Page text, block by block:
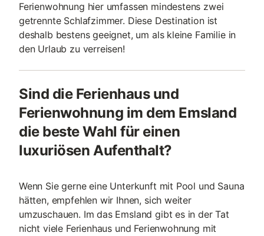
Ferienwohnung hier umfassen mindestens zwei
getrennte Schlafzimmer. Diese Destination ist
deshalb bestens geeignet, um als kleine Familie in
den Urlaub zu verreisen!
Sind die Ferienhaus und
Ferienwohnung im dem Emsland
die beste Wahl für einen
luxuriösen Aufenthalt?
Wenn Sie gerne eine Unterkunft mit Pool und Sauna
hätten, empfehlen wir Ihnen, sich weiter
umzuschauen. Im das Emsland gibt es in der Tat
nicht viele Ferienhaus und Ferienwohnung mit